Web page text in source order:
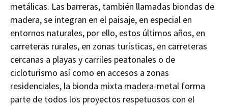
metálicas. Las barreras, también llamadas biondas de
madera, se integran en el paisaje, en especial en
entornos naturales, por ello, estos últimos años, en
carreteras rurales, en zonas turísticas, en carreteras
cercanas a playas y carriles peatonales o de
cicloturismo así como en accesos a zonas
residenciales, la bionda mixta madera-metal forma
parte de todos los proyectos respetuosos con el